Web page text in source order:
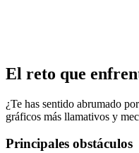
El reto que
¿Te has sentido abrumado
gráficos más llamativos y
Principales obstáculos